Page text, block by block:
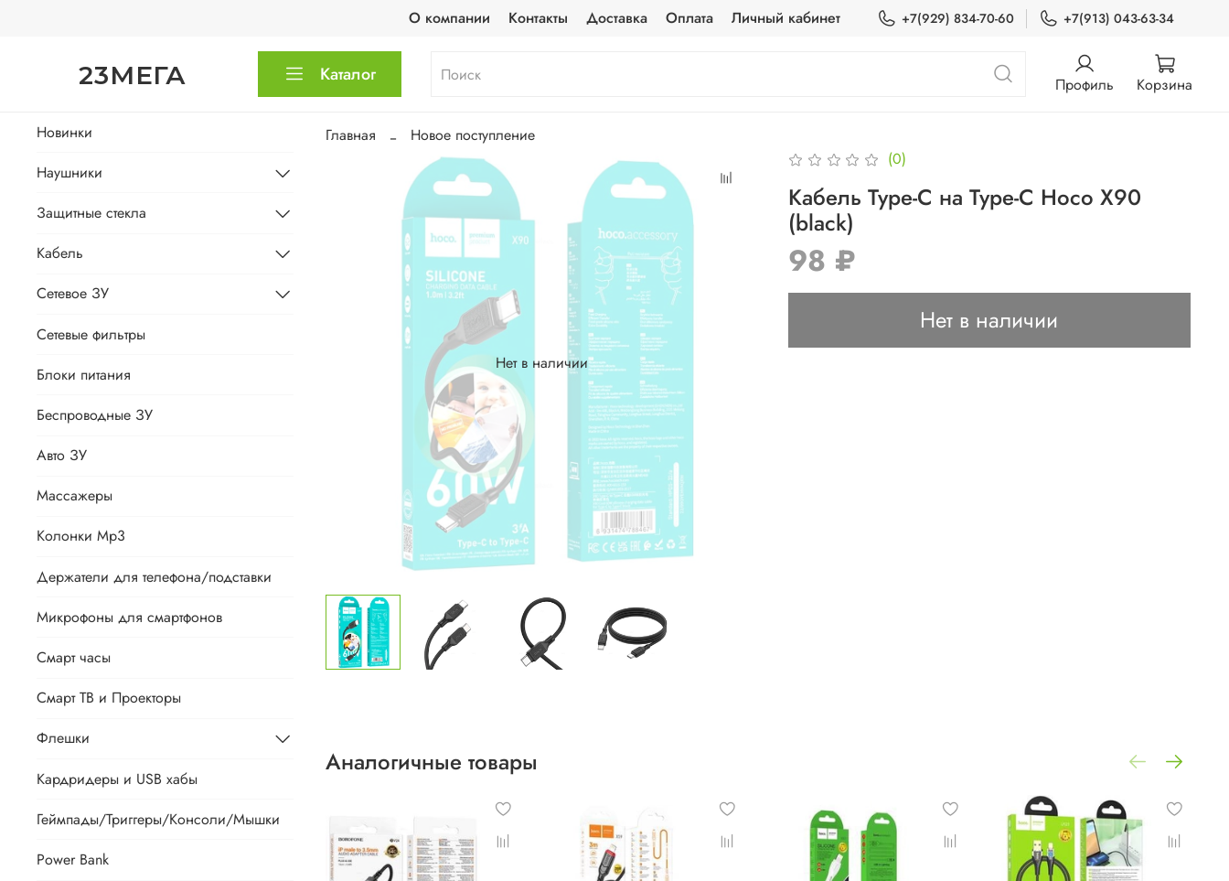
О компании Контакты Доставка Оплата Личный кабинет +7(929) 834-70-60 +7(913) 043-63-34
23МЕГА Каталог Профиль Корзина
Главная Новое поступление
Нет в наличии
(0)
Кабель Type-C на Type-C Hoco X90
(black)
98 ₽
Нет в наличии
Аналогичные товары
Новинки
Наушники
Защитные стекла
Кабель
Сетевое ЗУ
Сетевые фильтры
Блоки питания
Беспроводные ЗУ
Авто ЗУ
Массажеры
Колонки Mp3
Держатели для телефона/подставки
Микрофоны для смартфонов
Смарт часы
Смарт ТВ и Проекторы
Флешки
Кардридеры и USB хабы
Геймпады/Триггеры/Консоли/Мышки
Power Bank